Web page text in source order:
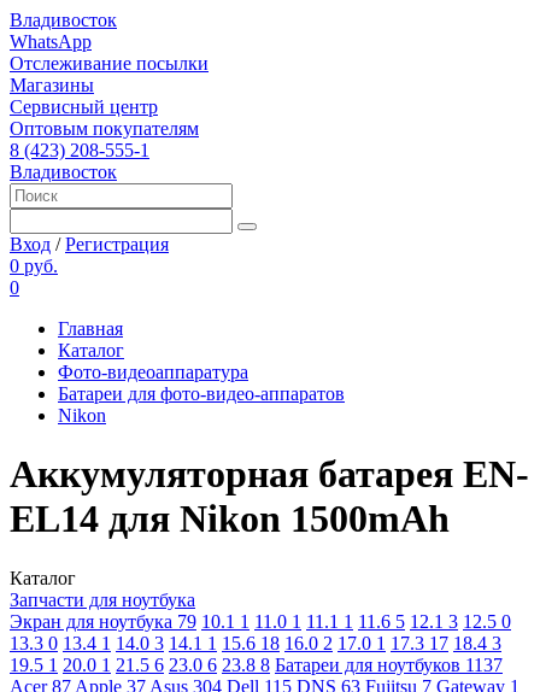
Владивосток
WhatsApp
Отслеживание посылки
Магазины
Сервисный центр
Оптовым покупателям
8 (423) 208-555-1
Владивосток
Вход /Регистрация
0 руб.
0
Главная
Каталог
Фото-видеоаппаратура
Батареи для фото-видео-аппаратов
Nikon
Аккумуляторная батарея EN-
EL14 для Nikon 1500mAh
Каталог
Запчасти для ноутбука
Экран для ноутбука 79 10.1 1 11.0 1 11.1 1 11.6 5 12.1 3 12.5 0
13.3 0 13.4 1 14.0 3 14.1 1 15.6 18 16.0 2 17.0 1 17.3 17 18.4 3
19.5 1 20.0 1 21.5 6 23.0 6 23.8 8 Батареи для ноутбуков 1137
Acer87 Apple 37 Asus 304 Dell 115 DNS 63 Fujitsu 7 Gateway 1